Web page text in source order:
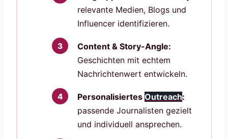
relevante Medien, Blogs und
Influencer identifizieren.
Content & Story-Angle:
Geschichten mit echtem
Nachrichtenwert entwickeln.
Personalisiertes Outreach:
passende Journalisten gezielt
und individuell ansprechen.